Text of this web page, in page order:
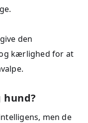
den
kærlighed for at
hund?
men de